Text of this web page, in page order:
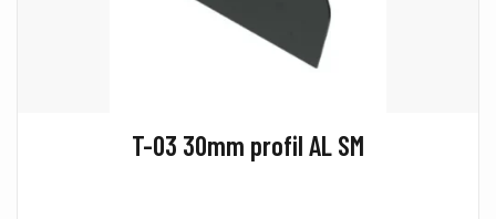
T-03 30mm profil AL SM